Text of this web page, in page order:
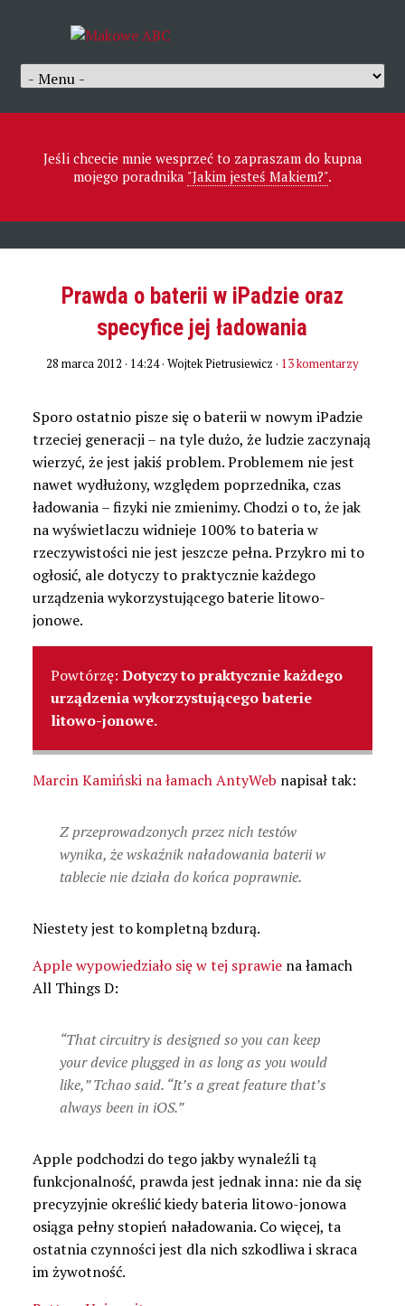
Jeśli chcecie mnie wesprzeć to zapraszam do kupna
mojego poradnika "Jakim jesteś Makiem?".
Prawda o baterii w iPadzie oraz
specyfice jej ładowania
28 marca 2012 · 14:24· Wojtek Pietrusiewicz · 13 komentarzy
Sporo ostatnio pisze się o baterii w nowym iPadzie
trzeciej generacji – na tyle dużo, że ludzie zaczynają
wierzyć, że jest jakiś problem. Problemem nie jest
nawet wydłużony, względem poprzednika, czas
ładowania – fizyki nie zmienimy. Chodzi o to, że jak
na wyświetlaczu widnieje 100% to bateria w
rzeczywistości nie jest jeszcze pełna. Przykro mi to
ogłosić, ale dotyczy to praktycznie każdego
urządzenia wykorzystującego baterie litowo-
jonowe.
Powtórzę: Dotyczy to praktycznie każdego
urządzenia wykorzystującego baterie
litowo-jonowe.
Marcin Kamiński na łamach AntyWeb napisał tak:
Z przeprowadzonych przez nich testów
wynika, że wskaźnik naładowania baterii w
tablecie nie działa do końca poprawnie.
Niestety jest to kompletną bzdurą.
Apple wypowiedziało się w tej sprawiena łamach
All Things D:
“That circuitry is designed so you can keep
your device plugged in as long as you would
like,” Tchao said. “It’s a great feature that’s
always been in iOS.”
Apple podchodzi do tego jakby wynaleźli tą
funkcjonalność, prawda jest jednak inna: nie da się
precyzyjnie określić kiedy bateria litowo-jonowa
osiąga pełny stopień naładowania. Co więcej, ta
ostatnia czynności jest dla nich szkodliwa i skraca
im żywotność.